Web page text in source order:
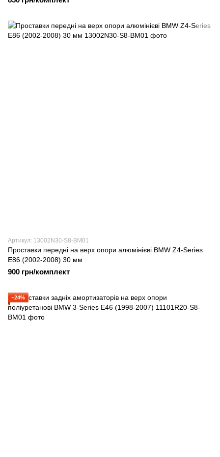
Артикул: 13002N30-S8-BM01
Проставки передні на верх опори алюмінієві BMW Z4-Series
E86 (2002-2008) 30 мм
900 грн/комплект
−24%